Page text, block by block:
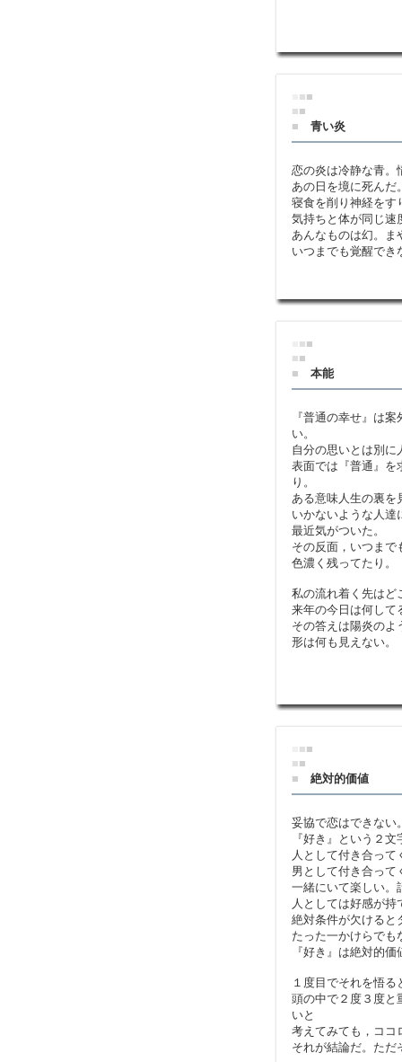
■■
■■
■
青い炎
恋の炎は冷静な青。
あの日を境に死んだ
寝食を削り神経をす
気持ちと体が同じ速
あんなものは幻。ま
いつまでも覚醒でき
■■
■■
■
本能
『普通の幸せ』は
い。
自分の思いとは別に
表面では『普通』を
り。
ある意味人生の裏を
いかないような人達
最近気がついた。
その反面，いつまで
色濃く残ってたり。
私の流れ着く先はど
来年の今日は何して
その答えは陽炎のよ
形は何も見えない。
■■
■■
■
絶対的価値
妥協で恋はできない
『好き』という２
人として付き合って
男として付き合って
一緒にいて楽しい。
人としては好感が
絶対条件が欠けると
たった一かけらでも
『好き』は絶対的
１度目でそれを悟
頭の中で２度３度と
いと
考えてみても，ココ
それが結論だ。ただ